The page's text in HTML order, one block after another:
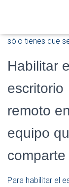
sólo tienes que
Habilitar
escritorio
remoto
equipo
Para habilitar el